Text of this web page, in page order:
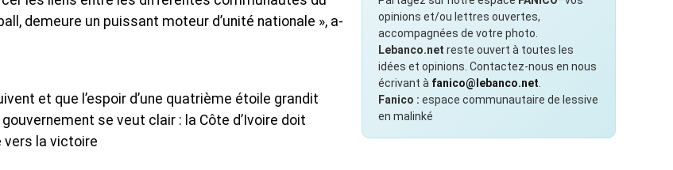
demeure un puissant moteur d’unité nationale », a-
et que l’espoir d’une quatrième étoile grandit
se veut clair : la Côte d’Ivoire doit
vers la victoire
opinions et/ou lettres ouvertes,
accompagnées de votre photo.
Lebanco.net reste ouvert à toutes les
idées et opinions. Contactez-nous en nous
écrivant à fanico@lebanco.net
Fanico : espace communautaire de lessive
en malinké